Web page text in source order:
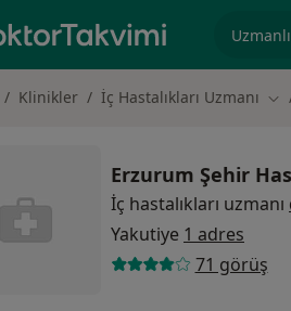
Klinikler İç Hastalıkları Uzmanı
Erzurum Şehir
İç hastalıkları uzmanı
Yakutiye 1 adres
71 görüş